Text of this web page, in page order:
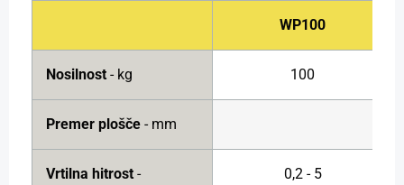
WP100
Nosilnost - kg 100
Premer plošče - mm
Vrtilna hitrost -
0,2 - 5